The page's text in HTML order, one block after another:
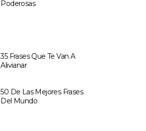
Poderosas
35 Frases Que Te Van A
Alivianar
50 De Las Mejores Frases
Del Mundo